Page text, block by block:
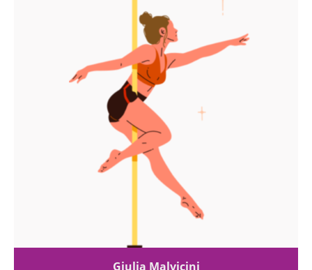
Giulia Malvicini